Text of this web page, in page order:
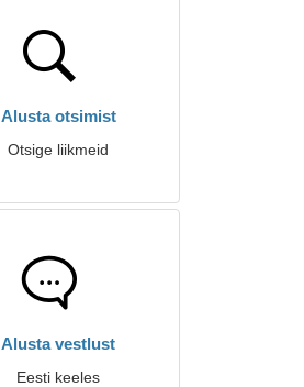
Alusta otsimist
Otsige liikmeid
Alusta vestlust
Eesti keeles